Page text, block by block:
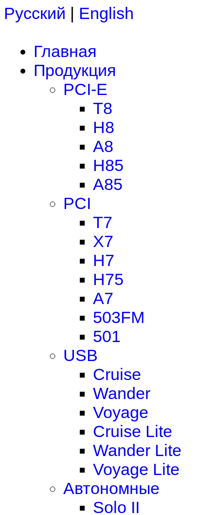
Русский | English
Главная
Продукция
PCI-E
T8
H8
A8
H85
A85
PCI
T7
X7
H7
H75
A7
503FM
501
USB
Cruise
Wander
Voyage
Cruise Lite
Wander Lite
Voyage Lite
Автономные
Solo II